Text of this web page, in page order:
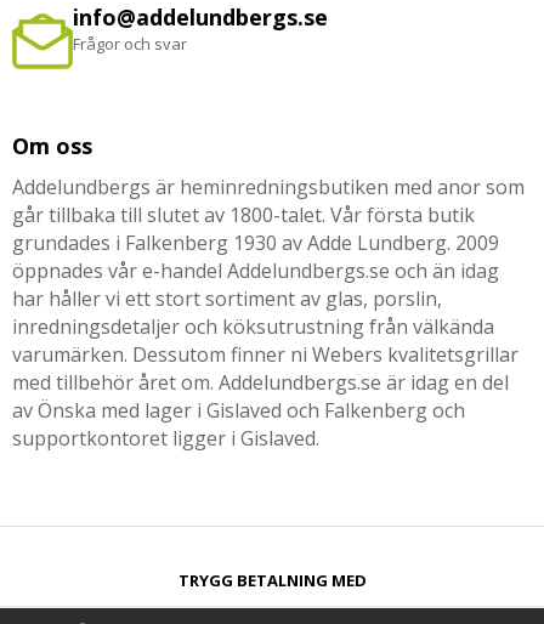
info@addelundbergs.se
Frågor och svar
Om oss
Addelundbergs är heminredningsbutiken med anor som
går tillbaka till slutet av 1800-talet. Vår första butik
grundades i Falkenberg 1930 av Adde Lundberg. 2009
öppnades vår e-handel Addelundbergs.se och än idag
har håller vi ett stort sortiment av glas, porslin,
inredningsdetaljer och köksutrustning från välkända
varumärken. Dessutom finner ni Webers kvalitetsgrillar
med tillbehör året om. Addelundbergs.se är idag en del
av Önska med lager i Gislaved och Falkenberg och
supportkontoret ligger i Gislaved.
TRYGG BETALNING MED​